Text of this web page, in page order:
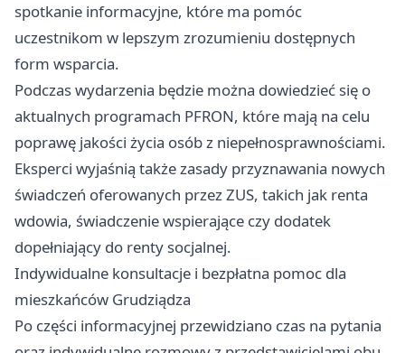
spotkanie informacyjne, które ma pomóc
uczestnikom w lepszym zrozumieniu dostępnych
form wsparcia.
Podczas wydarzenia będzie można dowiedzieć się o
aktualnych programach PFRON, które mają na celu
poprawę jakości życia osób z niepełnosprawnościami.
Eksperci wyjaśnią także zasady przyznawania nowych
świadczeń oferowanych przez ZUS, takich jak renta
wdowia, świadczenie wspierające czy dodatek
dopełniający do renty socjalnej.
Indywidualne konsultacje i bezpłatna pomoc dla
mieszkańców Grudziądza
Po części informacyjnej przewidziano czas na pytania